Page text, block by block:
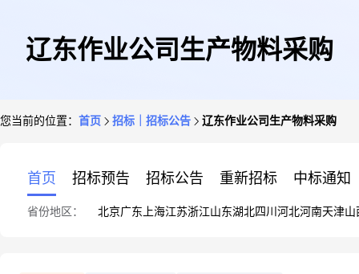
辽东作业公司生产物料采购
您当前的位置： 首页 招标｜招标公告 辽东作业公司生产物料采购
首页 招标预告 招标公告 重新招标 中标通知
省份地区： 北京广东 上海江苏浙江山东湖北四川 河北河南天津山